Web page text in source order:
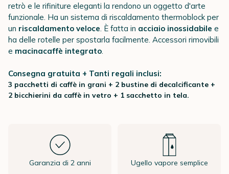
retrò e le rifiniture eleganti la rendono un oggetto d'arte
funzionale. Ha un sistema di riscaldamento thermoblock per
un riscaldamento veloce. È fatta in acciaio inossidabile e
ha delle rotelle per spostarla facilmente. Accessori rimovibili
e macinacaffè integrato.
Consegna gratuita + Tanti regali inclusi:
3 pacchetti di caffè in grani + 2 bustine di decalcificante +
2 bicchierini da caffè in vetro + 1 sacchetto in tela.
Garanzia di 2 anni Ugello vapore semplice